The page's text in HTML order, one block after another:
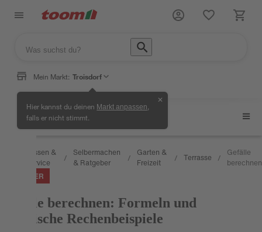
Mein Markt: Troisdorf
Hier kannst du deinen Markt anpassen
falls er nicht stimmt.
✕
Terrasse
Wissen &
Service
/
Selbermachen
& Ratgeber
/
Garten &
Freizeit
/ Terrasse /
Gefälle
berechnen
RATGEBER
Gefälle berechnen: Formeln und
praktische Rechenbeispiele